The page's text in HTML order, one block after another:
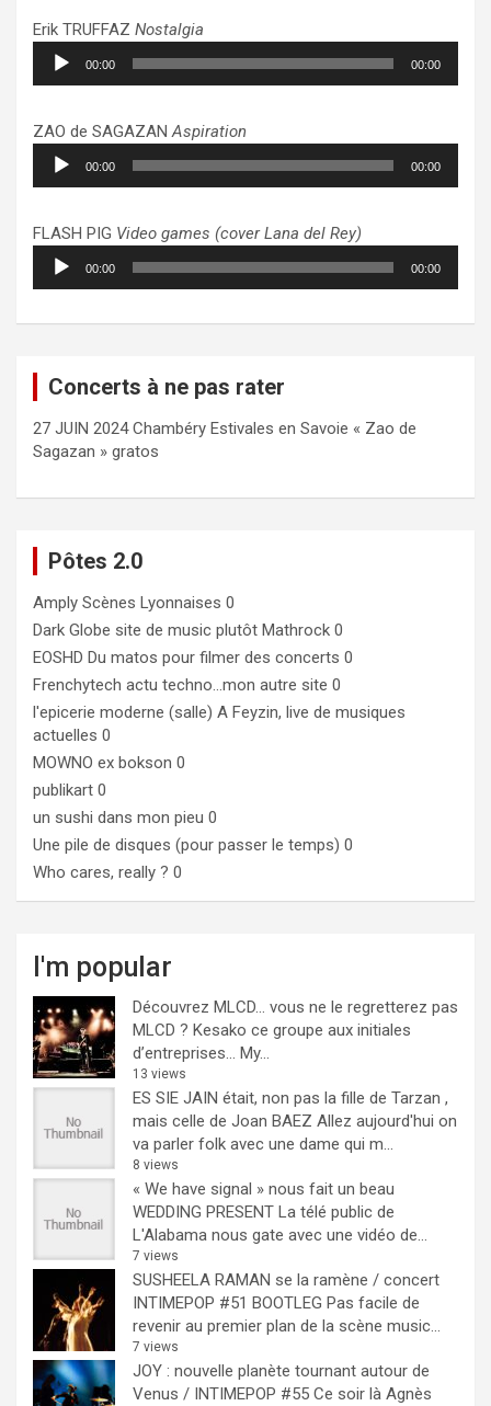
Erik TRUFFAZ Nostalgia
Lecteur
audio
00:00 00:00
ZAO de SAGAZANAspiration
Lecteur
audio
00:00 00:00
FLASH PIG Video games (cover Lana del Rey)
Lecteur
audio
00:00 00:00
Concerts à ne pas rater
27 JUIN 2024 Chambéry Estivales en Savoie « Zao de
Sagazan » gratos
Pôtes 2.0
Amply Scènes Lyonnaises 0
Dark Globe site de music plutôt Mathrock 0
EOSHD Du matos pour filmer des concerts 0
Frenchytech actu techno…mon autre site 0
l'epicerie moderne (salle) A Feyzin, live de musiques
actuelles 0
MOWNO ex bokson 0
publikart 0
un sushi dans mon pieu 0
Une pile de disques (pour passer le temps) 0
Who cares, really ? 0
I'm popular
Découvrez MLCD… vous ne le regretterez pas
MLCD ? Kesako ce groupe aux initiales
d’entreprises… My...
13 views
ES SIE JAIN était, non pas la fille de Tarzan ,
mais celle de Joan BAEZ Allez aujourd'hui on
va parler folk avec une dame qui m...
8 views
« We have signal » nous fait un beau
WEDDING PRESENT La télé public de
L'Alabama nous gate avec une vidéo de...
7 views
SUSHEELA RAMAN se la ramène / concert
INTIMEPOP #51 BOOTLEG Pas facile de
revenir au premier plan de la scène music...
7 views
JOY : nouvelle planète tournant autour de
Venus / INTIMEPOP #55 Ce soir là Agnès